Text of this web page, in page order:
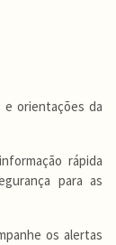
e orientações da
rápida
para as
os alertas